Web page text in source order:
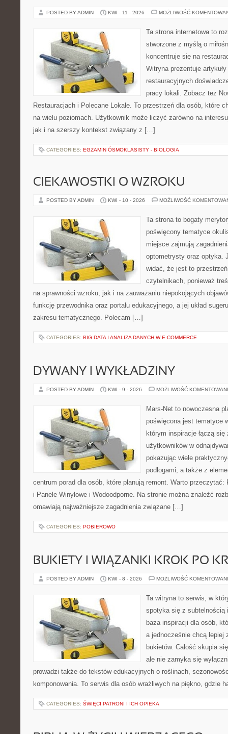
POSTED BY ADMIN KWI - 11 - 2026 MOŻLIWOŚĆ
Ta strona internetowa to
stworzone z myślą o
koncentruje się na
Witryna prezentuje
restauracyjnych
pracy lokali. Zobacz też
Restauracjach i Polecane Lokale. To przestrzeń dla osób, które
na wielu poziomach. Użytkownik może liczyć zarówno na
jak i na szerszy kontekst związany z […]
CATEGORIES: EGZAMIN ÓSMOKLASISTY - BIOLOGIA
CIEKAWOSTKI O WZROKU
POSTED BY ADMIN KWI - 10 - 2026 MOŻLIWOŚĆ
Ta strona to bogaty
poświęcony tematyce
miejsce zajmują
optometrysty oraz optyka.
widać, że jest to
czytelnikach, ponieważ
na sprawności wzroku, jak i na zauważaniu niepokojących
funkcję przewodnika oraz portalu edukacyjnego, a jej układ
zakresu tematycznego. Polecam […]
CATEGORIES: BIG DATA I ANALIZA DANYCH W E-COMMERCE
DYWANY I WYKŁADZINY
POSTED BY ADMIN KWI - 9 - 2026 MOŻLIWOŚĆ
Mars-Net to nowoczesna
poświęcona jest tematyce
którym inspiracje łączą
użytkowników w
pokazując wiele
podłogami, a także z
centrum porad dla osób, które planują remont. Warto przeczytać:
i Panele Winylowe i Wodoodporne. Na stronie można znaleźć
omawiają najważniejsze zagadnienia związane […]
CATEGORIES: POBIEROWO
BUKIETY I WIĄZANKI KROK PO
POSTED BY ADMIN KWI - 8 - 2026 MOŻLIWOŚĆ
Ta witryna to serwis, w
spotyka się z subtelnością
baza inspiracji dla osób,
a jednocześnie chcą lepiej
bukietów. Całość skupia
ale nie zamyka się
prowadzi także do tekstów edukacyjnych o roślinach,
komponowania. To serwis dla osób wrażliwych na piękno, gdzie
CATEGORIES: ŚWIĘCI PATRONI I ICH OPIEKA